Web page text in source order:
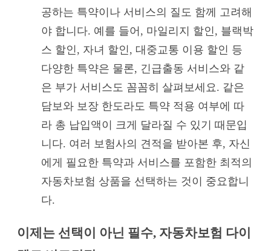
공하는 특약이나 서비스의 질도 함께 고려해
야 합니다. 예를 들어, 마일리지 할인, 블랙박
스 할인, 자녀 할인, 대중교통 이용 할인 등
다양한 특약은 물론, 긴급출동 서비스와 같
은 부가 서비스도 꼼꼼히 살펴보세요. 같은
담보와 보장 한도라도 특약 적용 여부에 따
라 총 납입액이 크게 달라질 수 있기 때문입
니다. 여러 보험사의 견적을 받아본 후, 자신
에게 필요한 특약과 서비스를 포함한 최적의
자동차보험 상품을 선택하는 것이 중요합니
다.
이제는 선택이 아닌 필수, 자동차보험 다이